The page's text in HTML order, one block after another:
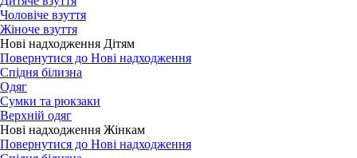
Чоловіче взуття
Жіноче взуття
Нові надходження Дітям
Повернутися до Нові надходження
Спідня білизна
Одяг
Сумки та рюкзаки
Верхній одяг
Нові надходження Жінкам
Повернутися до Нові надходження